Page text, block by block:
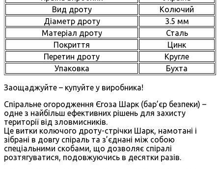
Вид дроту
Колючий
Діаметр дроту
3.5 мм
Матеріал дроту
Сталь
Покриття
Цинк
Перетин дроту
Кругле
Упаковка
Бухта
Заощаджуйте – купуйте у виробника!
Спіральне огородження Єгоза Шарк (бар’єр безпеки) –
одне з найбільш ефективних рішень для захисту
території від зловмисників.
Це витки колючого дроту-стрічки Шарк, намотані і
зібрані в довгу спіраль та з’єднані між собою
спеціальними скобами, що дозволяє спіралі
розтягуватися, подовжуючись в десятки разів.